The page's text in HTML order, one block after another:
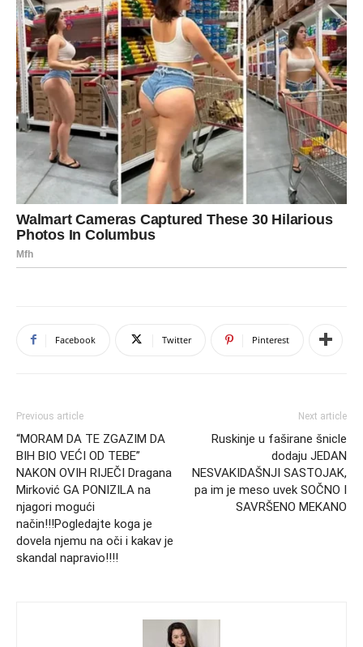
Facebook Twitter Pinterest
Previous article
“MORAM DA TE ZGAZIM DA
BIH BIO VEĆI OD TEBE”
NAKON OVIH RIJEČI Dragana
Mirković GA PONIZILA na
njagori mogući
način!!!Pogledajte koga je
dovela njemu na oči i kakav je
skandal napravio!!!!
Next article
Ruskinje u faširane šnicle
dodaju JEDAN
NESVAKIDAŠNJI SASTOJAK,
pa im je meso uvek SOČNO I
SAVRŠENO MEKANO